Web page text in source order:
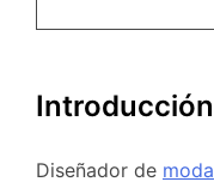
Introducción
Diseñador de moda